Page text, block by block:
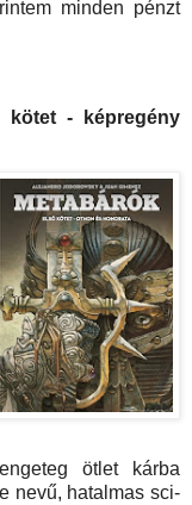
minden pénzt
kötet - képregény
ötlet kárba
nevű, hatalmas sci-